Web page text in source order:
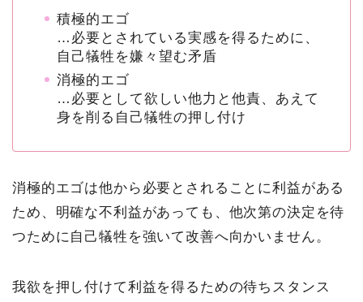
積極的エゴ
…必要とされている実感を得るために、
自己犠牲を嫌々望む矛盾
消極的エゴ
…必要として欲しい他力と他責、あえて
身を削る自己犠牲の押し付け
消極的エゴは他から必要とされることに利益がある
ため、明確な不利益があっても、他次第の決定を待
つために自己犠牲を強いて改善へ向かいません。
我欲を押し付けて利益を得るための待ちスタンス